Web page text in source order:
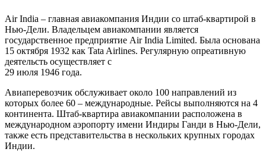
Air India – главная авиакомпания Индии со штаб-квартирой в
Нью-Дели. Владельцем авиакомпании является
государственное предприятие Air India Limited. Была основана
15 октября 1932 как Tata Airlines. Регулярную опреативную
деятельсть осуществляет с
29 июля 1946 года.
Авиаперевозчик обслуживает около 100 направлений из
которых более 60 – международные. Рейсы выполняются на 4
континента. Штаб-квартира авиакомпании расположена в
международном аэропорту имени Индиры Ганди в Нью-Дели,
также есть представительства в нескольких крупных городах
Индии.